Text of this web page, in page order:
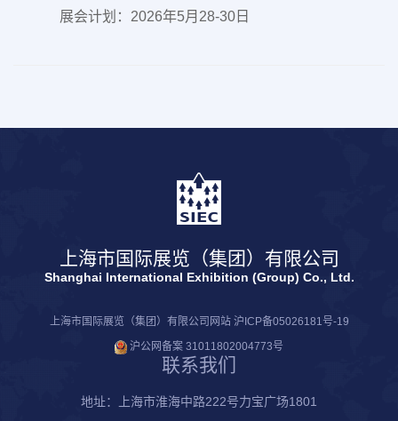
展会计划：2026年5月28-30日
上海市国际展览（集团）有限公司
Shanghai International Exhibition (Group) Co., Ltd.
上海市国际展览（集团）有限公司网站 沪ICP备05026181号-19
沪公网备案 31011802004773号
联系我们
地址：上海市淮海中路222号力宝广场1801